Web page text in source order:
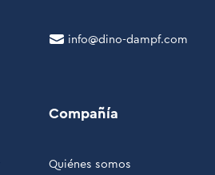
info@dino-dampf.com
Compañía
Quiénes somos